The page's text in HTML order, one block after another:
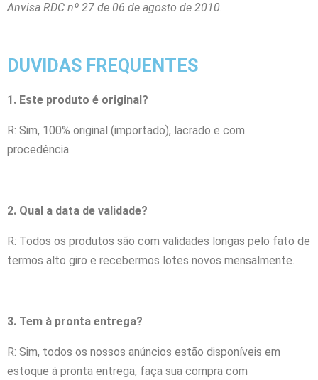
Anvisa RDC nº 27 de 06 de agosto de 2010.
DUVIDAS FREQUENTES
1. Este produto é original?
R: Sim, 100% original (importado), lacrado e com
procedência.
2. Qual a data de validade?
R: Todos os produtos são com validades longas pelo fato de
termos alto giro e recebermos lotes novos mensalmente.
3. Tem à pronta entrega?
R: Sim, todos os nossos anúncios estão disponíveis em
estoque á pronta entrega, faça sua compra com